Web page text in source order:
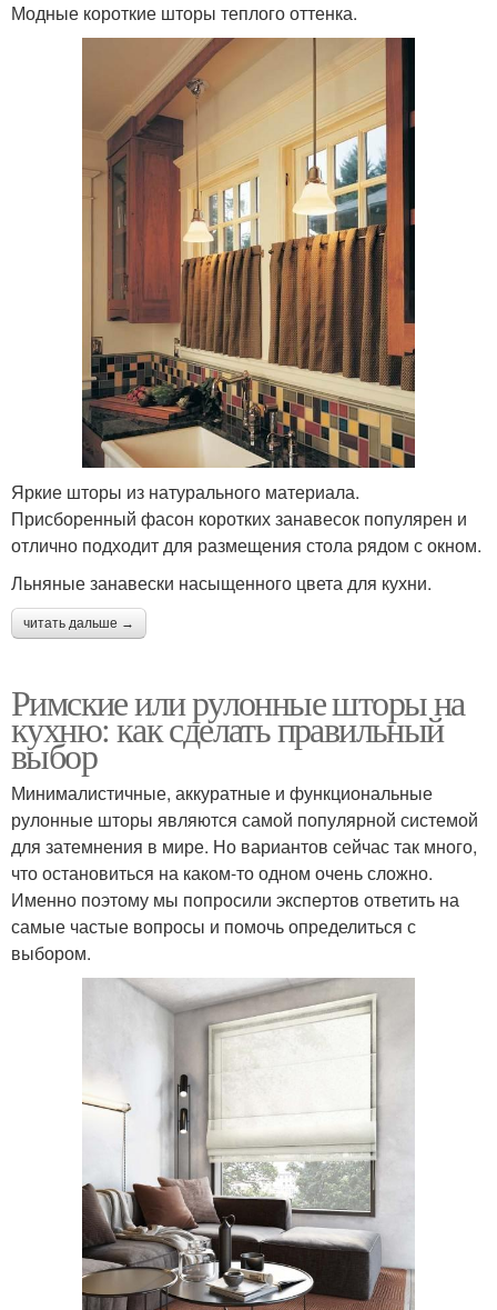
Модные короткие шторы теплого оттенка.
Яркие шторы из натурального материала.
Присборенный фасон коротких занавесок популярен и
отлично подходит для размещения стола рядом с окном.
Льняные занавески насыщенного цвета для кухни.
читать дальше →
Римские или рулонные шторы на
кухню: как сделать правильный
выбор
Минималистичные, аккуратные и функциональные
рулонные шторы являются самой популярной системой
для затемнения в мире. Но вариантов сейчас так много,
что остановиться на каком-то одном очень сложно.
Именно поэтому мы попросили экспертов ответить на
самые частые вопросы и помочь определиться с
выбором.